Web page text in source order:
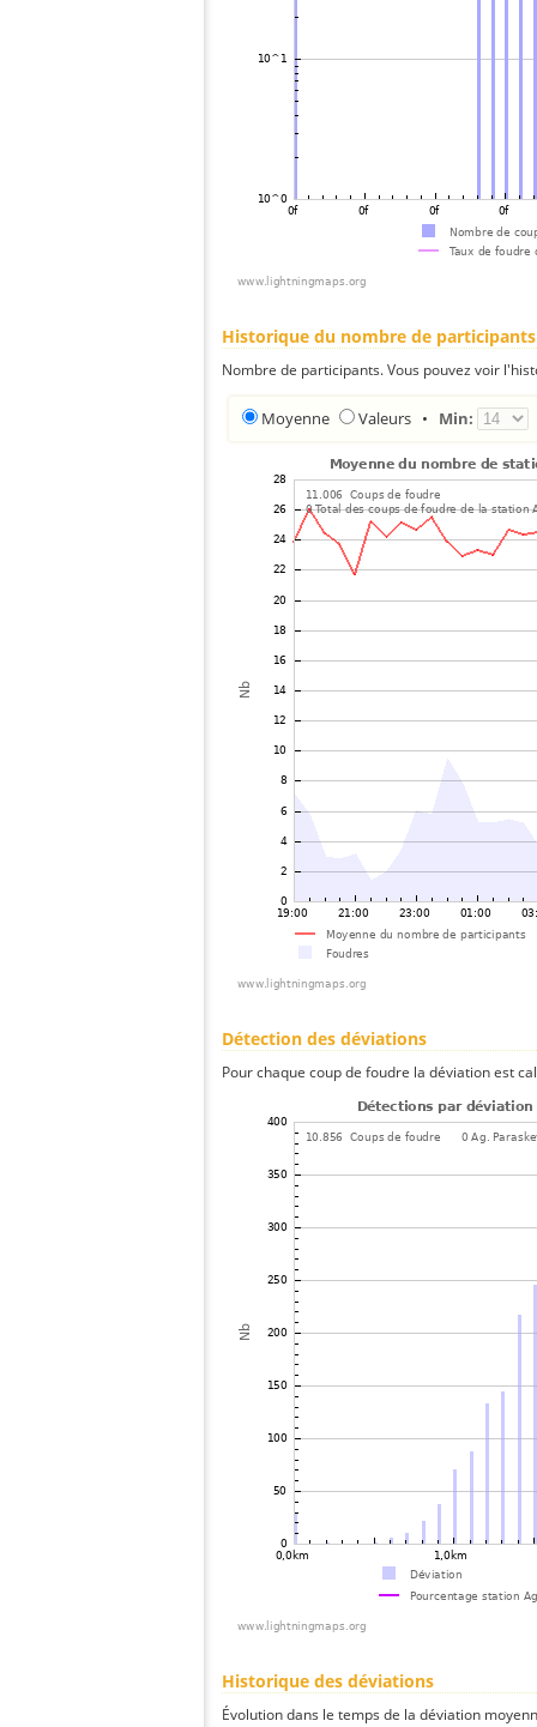
Historique du nombre de participants
Nombre de participants. Vous pouvez voir
Moyenne Valeurs • Min:
Détection des déviations
Pour chaque coup de foudre la déviation est
Historique des déviations
Évolution dans le temps de la déviation